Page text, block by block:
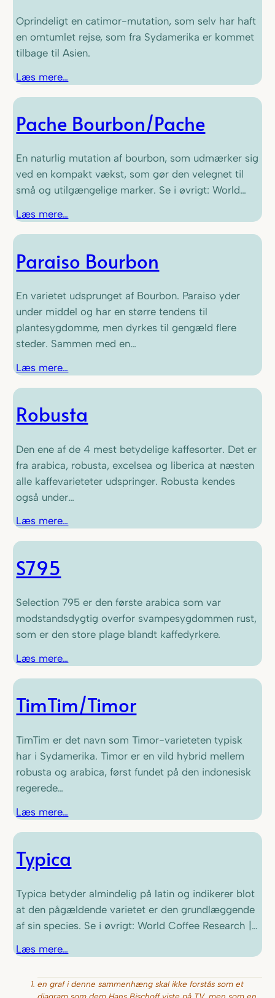
Oprindeligt en catimor-mutation, som selv har haft
en omtumlet rejse, som fra Sydamerika er kommet
tilbage til Asien.
Læs mere…
Pache Bourbon/Pache
En naturlig mutation af bourbon, som udmærker sig
ved en kompakt vækst, som gør den velegnet til
små og utilgængelige marker. Se i øvrigt: World…
Læs mere…
Paraiso Bourbon
En varietet udsprunget af Bourbon. Paraiso yder
under middel og har en større tendens til
plantesygdomme, men dyrkes til gengæld flere
steder. Sammen med en…
Læs mere…
Robusta
Den ene af de 4 mest betydelige kaffesorter. Det er
fra arabica, robusta, excelsea og liberica at næsten
alle kaffevarieteter udspringer. Robusta kendes
også under…
Læs mere…
S795
Selection 795 er den første arabica som var
modstandsdygtig overfor svampesygdommen rust,
som er den store plage blandt kaffedyrkere.
Læs mere…
TimTim/Timor
TimTim er det navn som Timor-varieteten typisk
har i Sydamerika. Timor er en vild hybrid mellem
robusta og arabica, først fundet på den indonesisk
regerede…
Læs mere…
Typica
Typica betyder almindelig på latin og indikerer blot
at den pågældende varietet er den grundlæggende
af sin species. Se i øvrigt: World Coffee Research |…
Læs mere…
en graf i denne sammenhæng skal ikke forstås som et